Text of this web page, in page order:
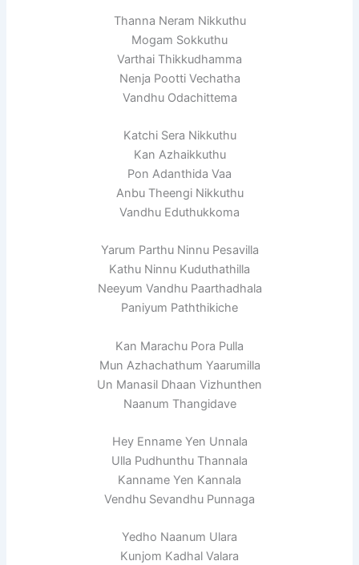
Thanna Neram Nikkuthu
Mogam Sokkuthu
Varthai Thikkudhamma
Nenja Pootti Vechatha
Vandhu Odachittema
Katchi Sera Nikkuthu
Kan Azhaikkuthu
Pon Adanthida Vaa
Anbu Theengi Nikkuthu
Vandhu Eduthukkoma
Yarum Parthu Ninnu Pesavilla
Kathu Ninnu Kuduthathilla
Neeyum Vandhu Paarthadhala
Paniyum Paththikiche
Kan Marachu Pora Pulla
Mun Azhachathum Yaarumilla
Un Manasil Dhaan Vizhunthen
Naanum Thangidave
Hey Enname Yen Unnala
Ulla Pudhunthu Thannala
Kanname Yen Kannala
Vendhu Sevandhu Punnaga
Yedho Naanum Ulara
Kunjom Kadhal Valara